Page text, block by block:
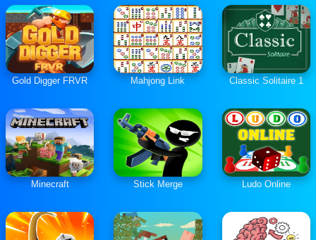
Gold Digger FRVR Mahjong Link Classic Solitaire 1
Minecraft Stick Merge Ludo Online